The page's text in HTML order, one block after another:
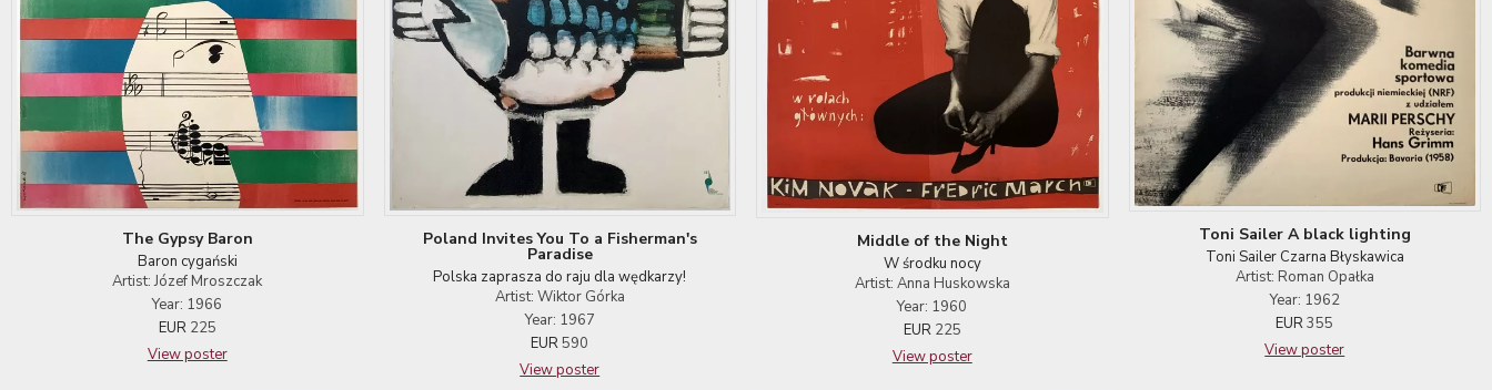
The Gypsy Baron
Baron cygański
Artist: Józef Mroszczak
Year: 1966
EUR 225
View poster
Poland Invites You To a Fisherman's
Paradise
Polska zaprasza do raju dla wędkarzy!
Artist: Wiktor Górka
Year: 1967
EUR590
View poster
Middle of the Night
W środku nocy
Artist: Anna Huskowska
Year: 1960
EUR 225
View poster
Toni Sailer A black lighting
Toni Sailer Czarna Błyskawica
Artist: Roman Opałka
Year: 1962
EUR355
View poster